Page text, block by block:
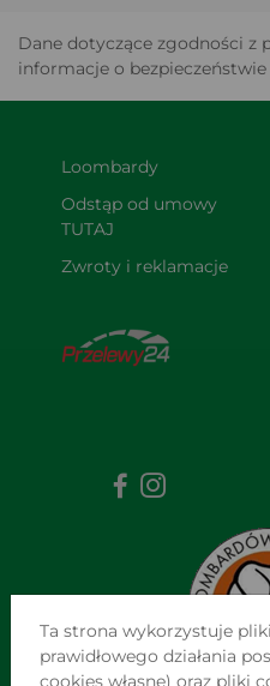
Dane dotyczące zgodności z
informacje o bezpieczeństwie
Loombardy
Odstąp od umowy
TUTAJ
Zwroty i reklamacje
Ta strona wykorzystuje
prawidłowego działania
cookies własne) oraz pliki